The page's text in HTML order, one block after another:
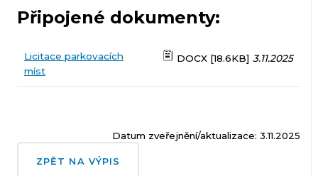
Připojené dokumenty:
Licitace parkovacích
míst
DOCX [18.6KB] 3.11.2025
Datum zveřejnění/aktualizace: 3.11.2025
ZPĚT NA VÝPIS